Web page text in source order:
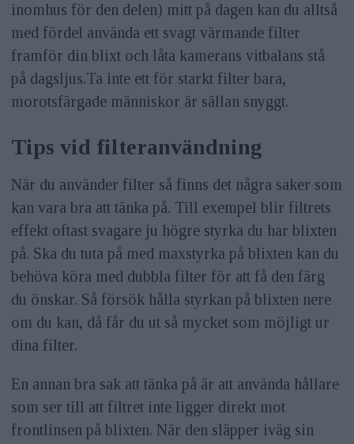
inomhus för den delen) mitt på dagen kan du alltså
med fördel använda ett svagt värmande filter
framför din blixt och låta kamerans vitbalans stå
på dagsljus.Ta inte ett för starkt filter bara,
morotsfärgade människor är sällan snyggt.
Tips vid filteranvändning
När du använder filter så finns det några saker som
kan vara bra att tänka på. Till exempel blir filtrets
effekt oftast svagare ju högre styrka du har blixten
på. Ska du tuta på med maxstyrka på blixten kan du
behöva köra med dubbla filter för att få den färg
du önskar. Så försök hålla styrkan på blixten nere
om du kan, då får du ut så mycket som möjligt ur
dina filter.
En annan bra sak att tänka på är att använda hållare
som ser till att filtret inte ligger direkt mot
frontlinsen på blixten. När den släpper iväg sin